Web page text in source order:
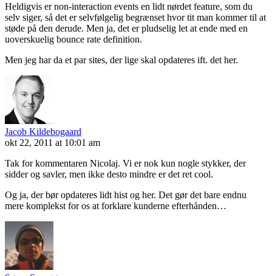
Heldigvis er non-interaction events en lidt nørdet feature, som du
selv siger, så det er selvfølgelig begrænset hvor tit man kommer til at
støde på den derude. Men ja, det er pludselig let at ende med en
uoverskuelig bounce rate definition.
Men jeg har da et par sites, der lige skal opdateres ift. det her.
Jacob Kildebogaard
okt 22, 2011 at 10:01 am
Tak for kommentaren Nicolaj. Vi er nok kun nogle stykker, der
sidder og savler, men ikke desto mindre er det ret cool.
Og ja, der bør opdateres lidt hist og her. Det gør det bare endnu
mere komplekst for os at forklare kunderne efterhånden…